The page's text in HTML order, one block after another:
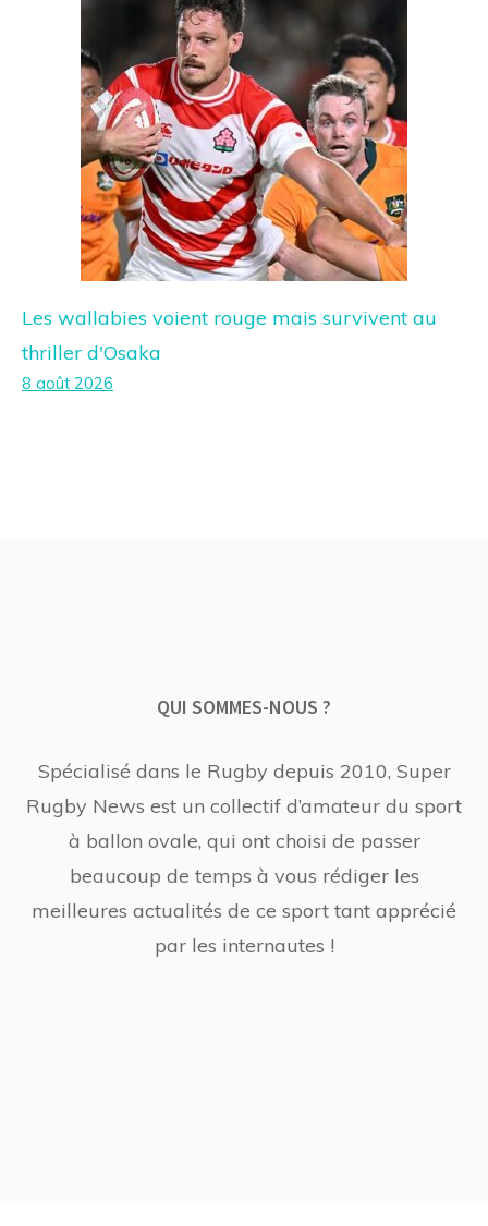
Les wallabies voient rouge mais survivent au
thriller d'Osaka
8 août 2026
QUI SOMMES-NOUS ?
Spécialisé dans le Rugby depuis 2010, Super
Rugby News est un collectif d’amateur du sport
à ballon ovale, qui ont choisi de passer
beaucoup de temps à vous rédiger les
meilleures actualités de ce sport tant apprécié
par les internautes !